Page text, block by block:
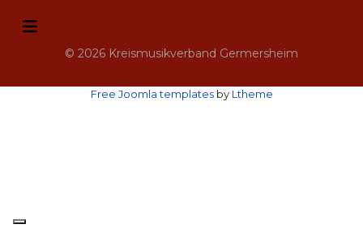
© 2026 Kreismusikverband Germersheim
Free Joomla templatesby Ltheme